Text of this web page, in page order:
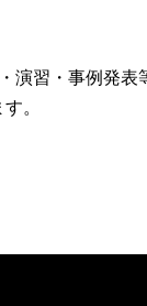
演習・事例発
。